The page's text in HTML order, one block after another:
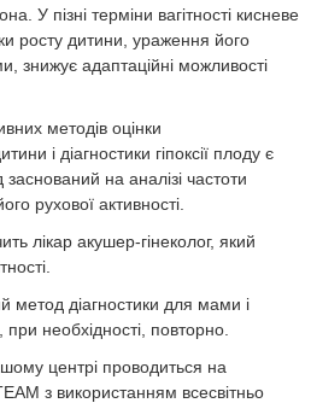
У пізні терміни вагітності кисневе
росту дитини, ураження його
знижує адаптаційні можливості
методів оцінки
і діагностики гіпоксії плоду є
на аналізі частоти
рухової активності.
лікар акушер-гінеколог, який
метод діагностики для мами і
необхідності, повторно.
центрі проводиться на
з використанням всесвітньо